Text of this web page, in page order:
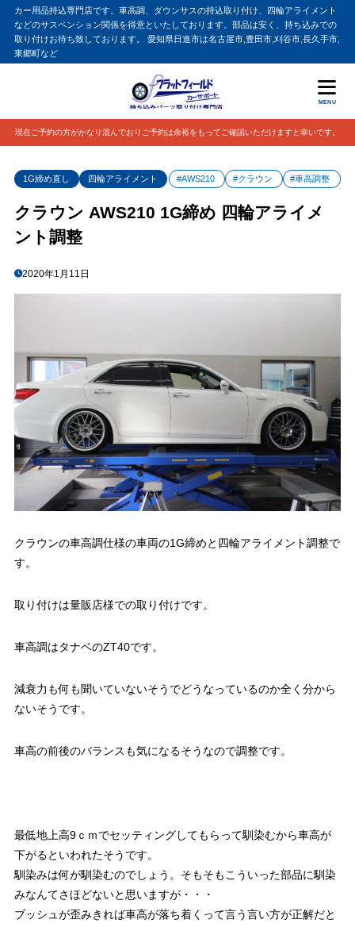
カー用品持込専門店です。車高調、ダウンサスの持込取り付け、四輪アライメント
などのサスペンション関係を得意といたしております。部品は安く、持ち込みでの
取り付けお待ち致しております。 愛知県日進市は名古屋市,豊田市,刈谷市,長久手市,
東郷町など
MENU
現在ご予約の方がかなり混んでおりご予約は余裕をもってご確認いただけますと幸いです。
1G締め直し 四輪アライメント #AWS210 #クラウン #車高調整
クラウン AWS210 1G締め 四輪アライメ
ント調整
2020年1月11日
クラウンの車高調仕様の車両の1G締めと四輪アライメント調整で
す。
取り付けは量販店様での取り付けです。
車高調はタナベのZT40です。
減衰力も何も聞いていないそうでどうなっているのか全く分から
ないそうです。
車高の前後のバランスも気になるそうなので調整です。
最低地上高9ｃｍでセッティングしてもらって馴染むから車高が
下がるといわれたそうです。
馴染みは何が馴染むのでしょう。そもそもこういった部品に馴染
みなんてさほどないと思いますが・・・
ブッシュが歪みきれば車高が落ち着くって言う言い方が正解だと